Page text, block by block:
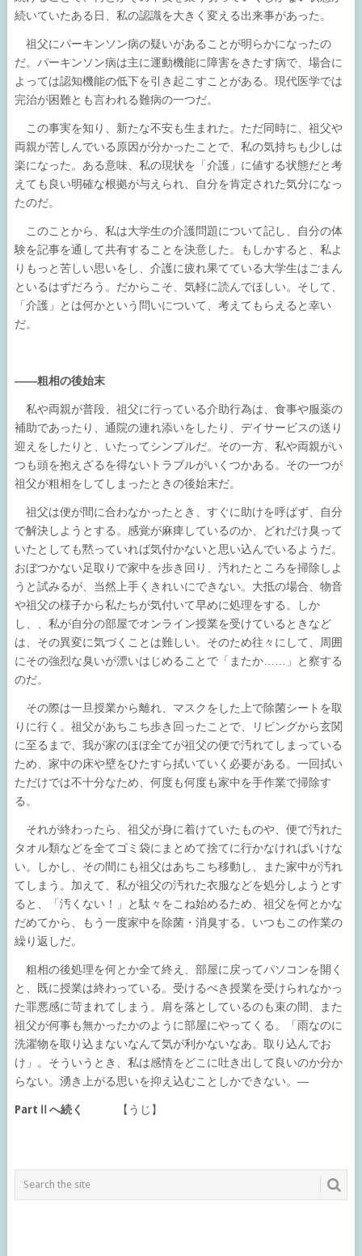
続いていたある日、私の認識を大きく変える出来事があった。
祖父にパーキンソン病の疑いがあることが明らかになったの
だ。パーキンソン病は主に運動機能に障害をきたす病で、場合に
よっては認知機能の低下を引き起こすことがある。現代医学では
完治が困難とも言われる難病の一つだ。
この事実を知り、新たな不安も生まれた。ただ同時に、祖父や
両親が苦しんでいる原因が分かったことで、私の気持ちも少しは
楽になった。ある意味、私の現状を「介護」に値する状態だと考
えても良い明確な根拠が与えられ、自分を肯定された気分になっ
たのだ。
このことから、私は大学生の介護問題について記し、自分の体
験を記事を通して共有することを決意した。もしかすると、私よ
りもっと苦しい思いをし、介護に疲れ果てている大学生はごまん
といるはずだろう。だからこそ、気軽に読んでほしい。そして、
「介護」とは何かという問いについて、考えてもらえると幸い
だ。
――粗相の後始末
私や両親が普段、祖父に行っている介助行為は、食事や服薬の
補助であったり、通院の連れ添いをしたり、デイサービスの送り
迎えをしたりと、いたってシンプルだ。その一方、私や両親がい
つも頭を抱えざるを得ないトラブルがいくつかある。その一つが
祖父が粗相をしてしまったときの後始末だ。
祖父は便が間に合わなかったとき、すぐに助けを呼ばず、自分
で解決しようとする。感覚が麻痺しているのか、どれだけ臭って
いたとしても黙っていれば気付かないと思い込んでいるようだ。
おぼつかない足取りで家中を歩き回り、汚れたところを掃除しよ
うと試みるが、当然上手くきれいにできない。大抵の場合、物音
や祖父の様子から私たちが気付いて早めに処理をする。しか
し、、私が自分の部屋でオンライン授業を受けているときなど
は、その異変に気づくことは難しい。そのため往々にして、周囲
にその強烈な臭いが漂いはじめることで「またか……」と察する
のだ。
その際は一旦授業から離れ、マスクをした上で除菌シートを取
りに行く。祖父があちこち歩き回ったことで、リビングから玄関
に至るまで、我が家のほぼ全てが祖父の便で汚れてしまっている
ため、家中の床や壁をひたすら拭いていく必要がある。一回拭い
ただけでは不十分なため、何度も何度も家中を手作業で掃除す
る。
それが終わったら、祖父が身に着けていたものや、便で汚れた
タオル類などを全てゴミ袋にまとめて捨てに行かなければいけな
い。しかし、その間にも祖父はあちこち移動し、また家中が汚れ
てしまう。加えて、私が祖父の汚れた衣服などを処分しようとす
ると、「汚くない！」と駄々をこね始めるため、祖父を何とかな
だめてから、もう一度家中を除菌・消臭する。いつもこの作業の
繰り返しだ。
粗相の後処理を何とか全て終え、部屋に戻ってパソコンを開く
と、既に授業は終わっている。受けるべき授業を受けられなかっ
た罪悪感に苛まれてしまう。肩を落としているのも束の間、また
祖父が何事も無かったかのように部屋にやってくる。「雨なのに
洗濯物を取り込まないなんて気が利かないなあ。取り込んでお
け」。そういうとき、私は感情をどこに吐き出して良いのか分か
らない。湧き上がる思いを抑え込むことしかできない。―
PartⅡへ続く 【うじ】